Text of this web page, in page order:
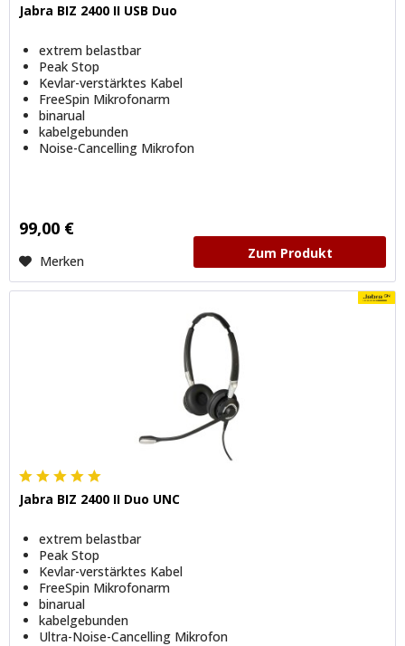
Jabra BIZ 2400 II USB Duo
extrem belastbar
Peak Stop
Kevlar-verstärktes Kabel
FreeSpin Mikrofonarm
binarual
kabelgebunden
Noise-Cancelling Mikrofon
99,00 €
Merken Zum Produkt
Jabra BIZ 2400 II Duo UNC
extrem belastbar
Peak Stop
Kevlar-verstärktes Kabel
FreeSpin Mikrofonarm
binarual
kabelgebunden
Ultra-Noise-Cancelling Mikrofon